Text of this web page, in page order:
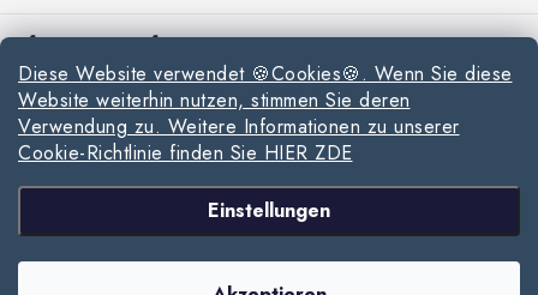
Diese Website verwendet 🍪Cookies🍪. Wenn Sie diese
Website weiterhin nutzen, stimmen Sie deren
Verwendung zu. Weitere Informationen zu unserer
Cookie-Richtlinie finden Sie HIER ZDE
Einstellungen
u
ß Informationen für Sie
Reklamationen und Rücksendungen
Richtlinien zur Verwendung von Cookies
Datenschutzerklärung
Allgemeinen Geschäftsbedingungen
Sitemap von Milpe.sk
Wir akzeptieren online-Zahlungen
Copyright 2026www.milpe.sk. Alle Rechte vorbehalten.Cookie-Einstellungen